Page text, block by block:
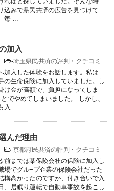
込みで県民共済の広告を見つけて、
毎 ...
加入
-埼玉県民共済の評判・クチコミ
加入した体験をお話します。私は、
の生命保険に加入していました。し
け金が高額で、負担になってしま
でやめてしまいました。 しかし、
入 ...
んだ理由
-京都府民共済の評判・クチコミ
前までは某保険会社の保険に加入し
場でグル−プ企業の保険会社だった
構高かったのですが、付き合いで入
、居眠り運転で自動車事故を起こし